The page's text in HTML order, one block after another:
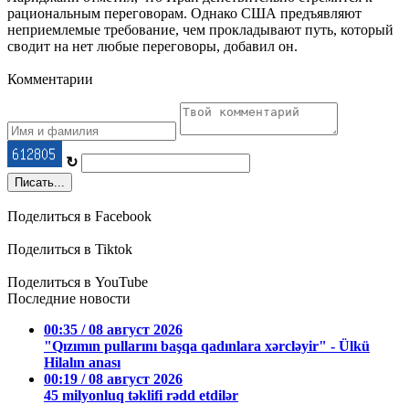
рациональным переговорам. Однако США предъявляют
неприемлемые требование, чем прокладывают путь, который
сводит на нет любые переговоры, добавил он.
Комментарии
↻
Писать...
Поделиться в Facebook
Поделиться в Tiktok
Поделиться в YouTube
Последние новости
00:35 / 08 август 2026
"Qızımın pullarını başqa qadınlara xərcləyir" - Ülkü
Hilalın anası
00:19 / 08 август 2026
45 milyonluq təklifi rədd etdilər